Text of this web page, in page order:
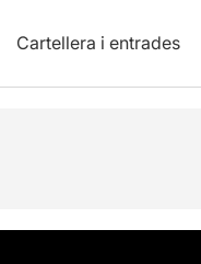
Cartellera i entrades
Fotos i vídeos